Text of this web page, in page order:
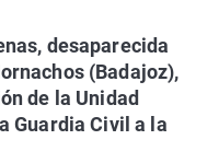
desaparecida
(Badajoz),
de la Unidad
Guardia Civil a la